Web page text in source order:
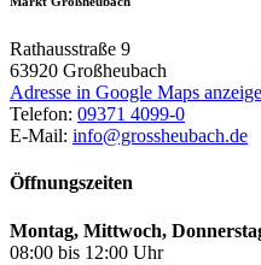
Rathausstraße 9
63920 Großheubach
Adresse in Google Maps
Telefon: 09371 4099-0
E-Mail: info@grossheubach.de
Öffnungszeiten
Montag, Mittwoch,
08:00 bis 12:00 Uhr